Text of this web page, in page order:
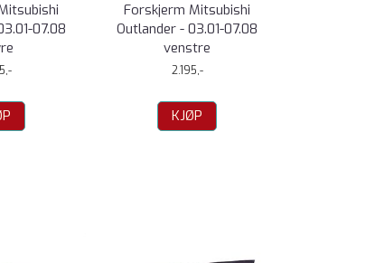
07.08
Forskjerm Mitsubishi
Outlander - 03.01-07.08
venstre
2.195,-
KJØP